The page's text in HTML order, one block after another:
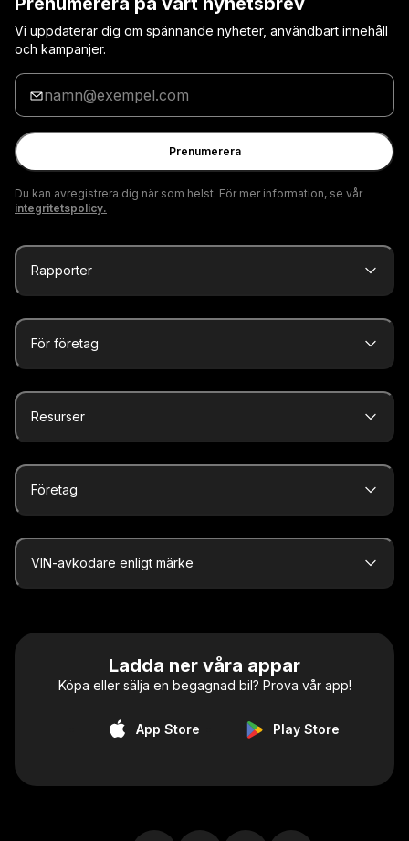
Vi uppdaterar dig om spännande nyheter, användbart innehåll
och kampanjer.
Ange
din
e-
postadress
Prenumerera
Du kan avregistrera dig när som helst. För mer information, se vår
integritetspolicy.
Rapporter
För företag
Resurser
Företag
VIN-avkodare enligt märke
Ladda ner våra appar
Köpa eller sälja en begagnad bil? Prova vår app!
App Store Play Store